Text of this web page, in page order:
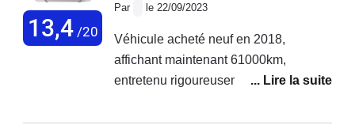
13,4/20
Par le 22/09/2023
Véhicule acheté neuf en 2018,
affichant maintenant 61000km,
entretenu rigoureusement dans le
confortable, agréable à conduire mais